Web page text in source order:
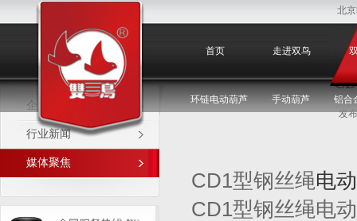
北
首页 走进双鸟
环链电动葫芦 手动葫芦 铝合
媒体聚焦
企业新闻
行业新闻
媒体聚焦
发
CD1型钢丝绳电
CD1型钢丝绳电